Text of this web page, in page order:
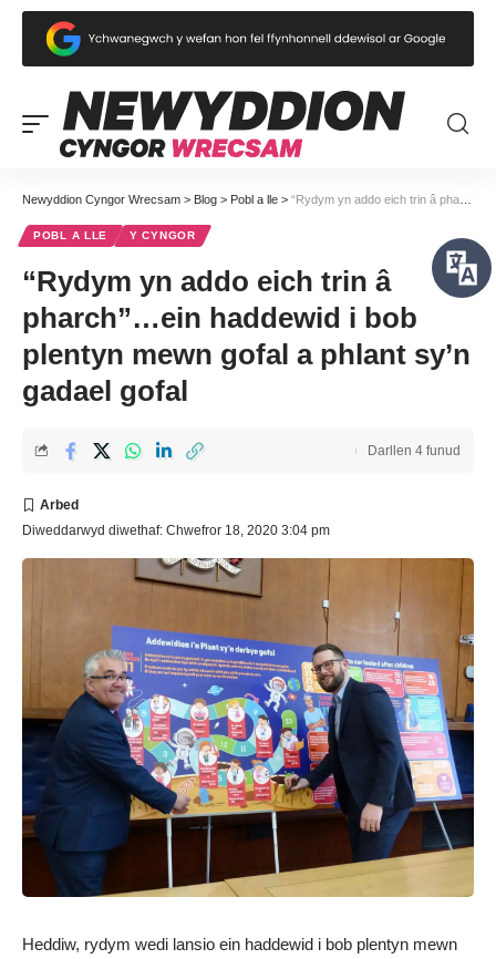
Newyddion Cyngor Wrecsam > Blog > Pobl a lle > “Rydym yn addo eich trin â pharch”…ein haddewid i bob plentyn mewn gofal a phlant sy’n gadael gofal
POBL A LLE Y CYNGOR
“Rydym yn addo eich trin â
pharch”…ein haddewid i bob
plentyn mewn gofal a phlant sy’n
gadael gofal
Diweddarwyd diwethaf: Chwefror 18, 2020 3:04 pm
Darllen 4 funud
Heddiw, rydym wedi lansio ein haddewid i bob plentyn mewn